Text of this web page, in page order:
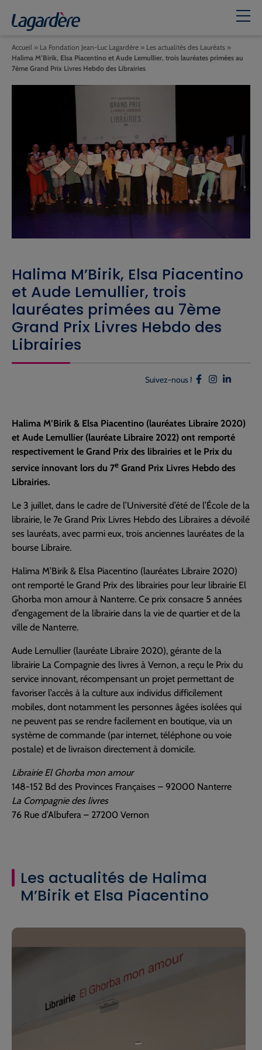
Halima M’Birik, Elsa Piacentino
et Aude Lemullier, trois
lauréates primées au 7ème
Grand Prix Livres Hebdo des
Librairies
Accueil » La Fondation Jean-Luc Lagardère » Les actualités des Lauréats »
Halima M’Birik, Elsa Piacentino et Aude Lemullier, trois lauréates primées au
7ème Grand Prix Livres Hebdo des Librairies
Suivez-nous !
Halima M’Birik & Elsa Piacentino (lauréates Libraire 2020)
et Aude Lemullier (lauréate Libraire 2022) ont remporté
respectivement le Grand Prix des librairies et le Prix du
service innovant lors du 7e Grand Prix Livres Hebdo des
Librairies.
Le 3 juillet, dans le cadre de l’Université d’été de l’École de la
librairie, le 7e Grand Prix Livres Hebdo des Libraires a dévoilé
ses lauréats, avec parmi eux, trois anciennes lauréates de la
bourse Libraire.
Halima M’Birik & Elsa Piacentino (lauréates Libraire 2020)
ont remporté le Grand Prix des librairies pour leur librairie El
Ghorba mon amour à Nanterre. Ce prix consacre 5 années
d’engagement de la librairie dans la vie de quartier et de la
ville de Nanterre.
Aude Lemullier (lauréate Libraire 2020), gérante de la
librairie La Compagnie des livres à Vernon, a reçu le Prix du
service innovant, récompensant un projet permettant de
favoriser l’accès à la culture aux individus difficilement
mobiles, dont notamment les personnes âgées isolées qui
ne peuvent pas se rendre facilement en boutique, via un
système de commande (par internet, téléphone ou voie
postale) et de livraison directement à domicile.
Librairie El Ghorba mon amour
148-152 Bd des Provinces Françaises – 92000 Nanterre
La Compagnie des livres
76 Rue d’Albufera – 27200 Vernon
Les actualités de Halima
M’Birik et Elsa Piacentino